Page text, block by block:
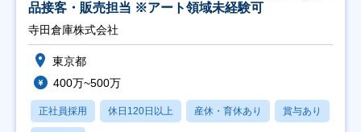
品接客・販売担当 ※アート領域未経験可
寺田倉庫株式会社
東京都
400万~500万
正社員採用 休日120日以上 産休・育休あり 賞与あり